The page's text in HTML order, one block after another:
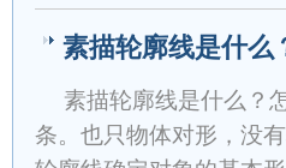
素描轮廓线是什么
素描轮廓线是什么？
条。也只物体对形，没